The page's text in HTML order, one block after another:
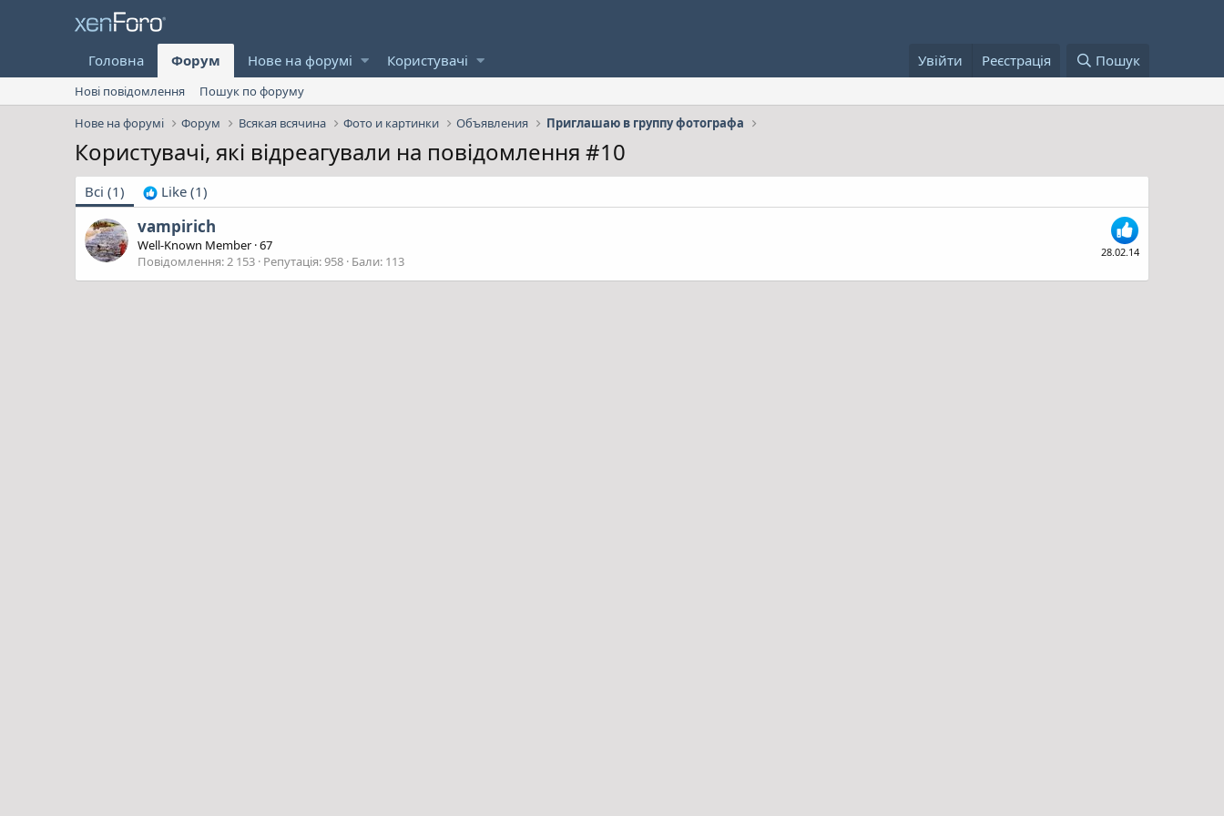
Головна Форум Нове на форумі Користувачі Увійти Реєстрація Пошук
Нові повідомлення
Пошук по форуму
Нове на форумі
Форум Всякая всячина Фото и картинки Объявления Приглашаю в группу фотографа
Користувачі, які відреагували на повідомлення #10
Всі (1) Like (1)
28.02.14
vampirich
Well-Known Member ·67
Повідомлення 2 153 Репутація 958 Бали 113